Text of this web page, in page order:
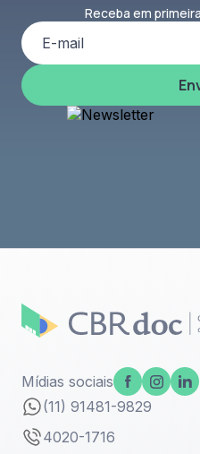
Receba em
Mídias sociais
(11) 91481-9829
4020-1716